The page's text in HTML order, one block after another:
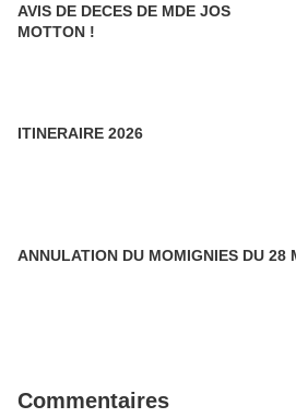
AVIS DE DECES DE MDE JOS
MOTTON !
ITINERAIRE 2026
ANNULATION DU MOMIGNIES DU 28
Commentaires